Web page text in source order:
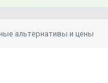
альтернативы и цены